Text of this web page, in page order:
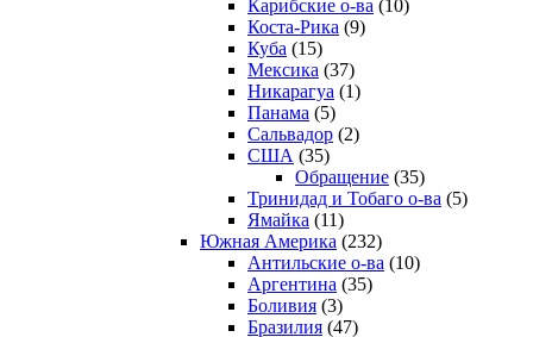
Карибские о-ва (10)
Коста-Рика (9)
Куба (15)
Мексика (37)
Никарагуа (1)
Панама (5)
Сальвадор (2)
США (35)
Обращение (35)
Тринидад и Тобаго о-ва (5)
Ямайка (11)
Южная Америка (232)
Антильские о-ва (10)
Аргентина (35)
Боливия (3)
Бразилия (47)